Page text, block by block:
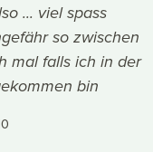
... viel spass
so zwischen
mal falls ich in der
bin